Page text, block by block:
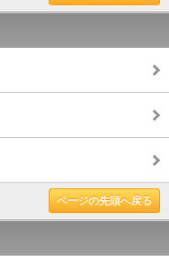
ページの先頭へ戻る